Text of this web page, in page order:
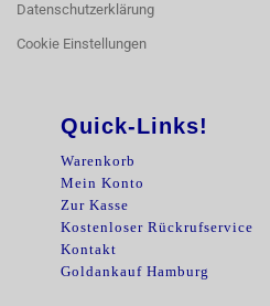
Datenschutzerklärung
Cookie Einstellungen
Quick-Links!
Warenkorb
Mein Konto
Zur Kasse
Kostenloser Rückrufservice
Kontakt
Goldankauf Hamburg